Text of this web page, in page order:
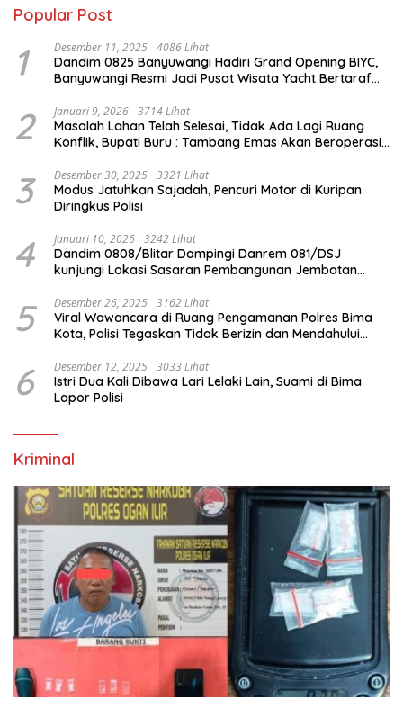
Popular Post
1 Desember 11, 2025 4086 Lihat
Dandim 0825 Banyuwangi Hadiri Grand Opening BIYC,
Banyuwangi Resmi Jadi Pusat Wisata Yacht Bertaraf
2 Januari 9, 2026 3714 Lihat
Masalah Lahan Telah Selesai, Tidak Ada Lagi Ruang
Konflik, Bupati Buru : Tambang Emas Akan Beroperasi
3 Desember 30, 2025 3321 Lihat
Modus Jatuhkan Sajadah, Pencuri Motor di Kuripan
Diringkus Polisi
4 Januari 10, 2026 3242 Lihat
Dandim 0808/Blitar Dampingi Danrem 081/DSJ
kunjungi Lokasi Sasaran Pembangunan Jembatan
5 Desember 26, 2025 3162 Lihat
Viral Wawancara di Ruang Pengamanan Polres Bima
Kota, Polisi Tegaskan Tidak Berizin dan Mendahului
6 Desember 12, 2025 3033 Lihat
Istri Dua Kali Dibawa Lari Lelaki Lain, Suami di Bima
Lapor Polisi
Kriminal